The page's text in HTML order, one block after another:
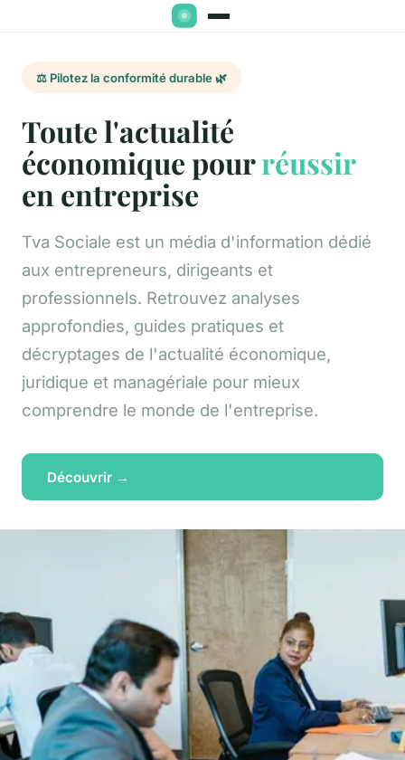
⚖️ Pilotez la conformité durable 🌿
Toute l'actualité
économique pourréussir
en entreprise
Tva Sociale est un média d'information dédié
aux entrepreneurs, dirigeants et
professionnels. Retrouvez analyses
approfondies, guides pratiques et
décryptages de l'actualité économique,
juridique et managériale pour mieux
comprendre le monde de l'entreprise.
Découvrir →